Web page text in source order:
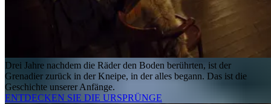
Drei Jahre nachdem die Räder den Boden berührten, ist der
Grenadier zurück in der Kneipe, in der alles begann. Das ist die
Geschichte unserer Anfänge.
ENTDECKEN SIE DIE URSPRÜNGE